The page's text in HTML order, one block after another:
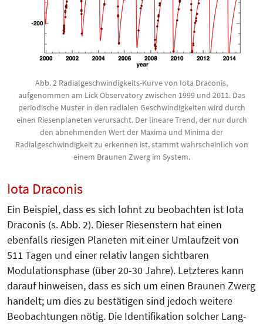
Abb. 2 Radialgeschwindigkeits-Kurve von Iota Draconis,
aufgenommen am Lick Observatory zwischen 1999 und 2011. Das
periodische Muster in den radialen Geschwindigkeiten wird durch
einen Riesenplaneten verursacht. Der lineare Trend, der nur durch
den abnehmenden Wert der Maxima und Minima der
Radialgeschwindigkeit zu erkennen ist, stammt wahrscheinlich von
einem Braunen Zwerg im System.
Iota Draconis
Ein Beispiel, dass es sich lohnt zu beobachten ist Iota
Draconis (s. Abb. 2). Dieser Riesenstern hat einen
ebenfalls riesigen Planeten mit einer Umlaufzeit von
511 Tagen und einer relativ langen sichtbaren
Modulationsphase (über 20-30 Jahre). Letzteres kann
darauf hinweisen, dass es sich um einen Braunen Zwerg
handelt; um dies zu bestätigen sind jedoch weitere
Beobachtungen nötig. Die Identifikation solcher Lang­